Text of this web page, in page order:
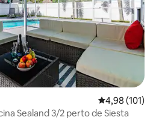
4,98 de uma
4,98 (101)
Sealand 3/2 perto de Siesta